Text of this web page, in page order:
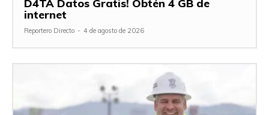
D4TA Datos Gratis! Obtén 4 GB de
internet
Reportero Directo - 4 de agosto de 2026